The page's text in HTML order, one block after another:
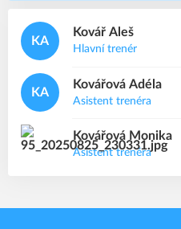
KA
Aleš
Kovář
Hlavní trenér
KA
Adéla
Kovářová
Asistent trenéra
Monika
Kovářová
Asistent trenéra